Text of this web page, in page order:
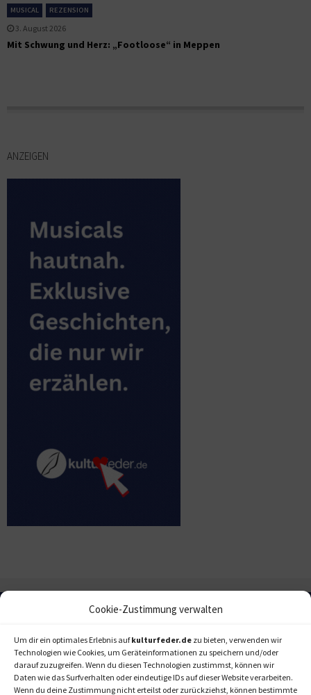
Cookie-Zustimmung verwalten
Um dir ein optimales Erlebnis aufkulturfeder.de zu bieten, verwenden wir
Technologien wie Cookies, um Geräteinformationen zu speichern und/oder
darauf zuzugreifen. Wenn du diesen Technologien zustimmst, können wir
Daten wie das Surfverhalten oder eindeutige IDs auf dieser Website verarbeiten.
Wenn du deine Zustimmung nicht erteilst oder zurückziehst, können bestimmte
MUSICAL REZENSION
3. August 2026
Mit Schwung und Herz: „Footloose“ in Meppen
ANZEIGEN